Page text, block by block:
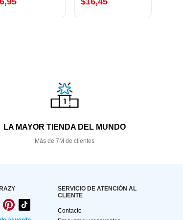
LA MAYOR TIENDA DEL MUNDO
Más de 7M de clientes
SERVICIO DE ATENCIÓN AL
CLIENTE
Contacto